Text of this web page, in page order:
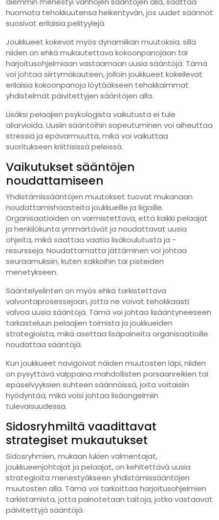
huomata tehokkuutensa heikentyvän, jos uudet säännöt
suosivat erilaisia pelityylejä.
Joukkueet kokevat myös dynamiikan muutoksia, sillä
niiden on ehkä mukautettava kokoonpanojaan tai
harjoitusohjelmiaan vastaamaan uusia sääntöjä. Tämä
voi johtaa siirtymäkauteen, jolloin joukkueet kokeilevat
erilaisia kokoonpanoja löytääkseen tehokkaimmat
yhdistelmät päivitettyjen sääntöjen alla.
Lisäksi pelaajien psykologista vaikutusta ei tule
aliarvioida. Uusiin sääntöihin sopeutuminen voi aiheuttaa
stressiä ja epävarmuutta, mikä voi vaikuttaa
suoritukseen kriittisissä peleissä.
Vaikutukset sääntöjen
noudattamiseen
Yhdistämissääntöjen muutokset tuovat mukanaan
noudattamishaasteita joukkueille ja liigoille.
Organisaatioiden on varmistettava, että kaikki pelaajat
ja henkilökunta ymmärtävät ja noudattavat uusia
ohjeita, mikä saattaa vaatia lisäkoulutusta ja -
resursseja. Noudattamatta jättäminen voi johtaa
seuraamuksiin, kuten sakkoihin tai pisteiden
menetykseen.
Sääntelyelinten on myös ehkä tarkistettava
valvontaprosessejaan, jotta ne voivat tehokkaasti
valvoa uusia sääntöjä. Tämä voi johtaa lisääntyneeseen
tarkasteluun pelaajien toimista ja joukkueiden
strategioista, mikä asettaa lisäpaineita organisaatioille
noudattaa sääntöjä.
Kun joukkueet navigoivat näiden muutosten läpi, niiden
on pysyttävä valppaina mahdollisten porsaanreikien tai
epäselvyyksien suhteen säännöissä, joita voitaisiin
hyödyntää, mikä voisi johtaa lisäongelmiin
tulevaisuudessa.
Sidosryhmiltä vaadittavat
strategiset mukautukset
Sidosryhmien, mukaan lukien valmentajat,
joukkueenjohtajat ja pelaajat, on kehitettävä uusia
strategioita menestyäkseen yhdistämissääntöjen
muutosten alla. Tämä voi tarkoittaa harjoitusohjelmien
tarkistamista, jotta painotetaan taitoja, jotka vastaavat
päivitettyjä sääntöjä.